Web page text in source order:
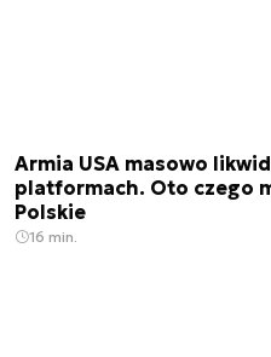
Armia USA masowo
platformach. Oto czego
Polskie
16 min.